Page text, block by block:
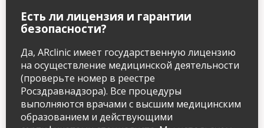
Есть ли лицензия и гарантии
безопасности?
Да, ARclinic имеет государственную лицензию
на осуществление медицинской деятельности
(проверьте номер в реестре
Росздравнадзора). Все процедуры
выполняются врачами с высшим медицинским
образованием и действующими